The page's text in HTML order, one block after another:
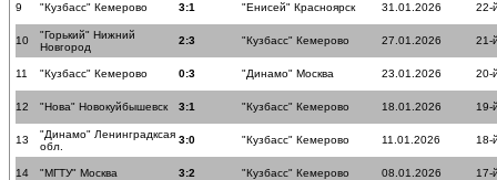
9 "Кузбасс" Кемерово 3:1 "Енисей" Красноярск 31.01.2026 22-
10
"Горький" Нижний
Новгород
2:3 "Кузбасс" Кемерово 27.01.2026 21-
11 "Кузбасс" Кемерово 0:3 "Динамо" Москва 23.01.2026 20-
12 "Нова" Новокуйбышевск 3:1 "Кузбасс" Кемерово 18.01.2026 19-
13
"Динамо" Ленинградксая
обл.
3:0 "Кузбасс" Кемерово 11.01.2026 18-
14 "МГТУ" Москва 3:2 "Кузбасс" Кемерово 08.01.2026 17-